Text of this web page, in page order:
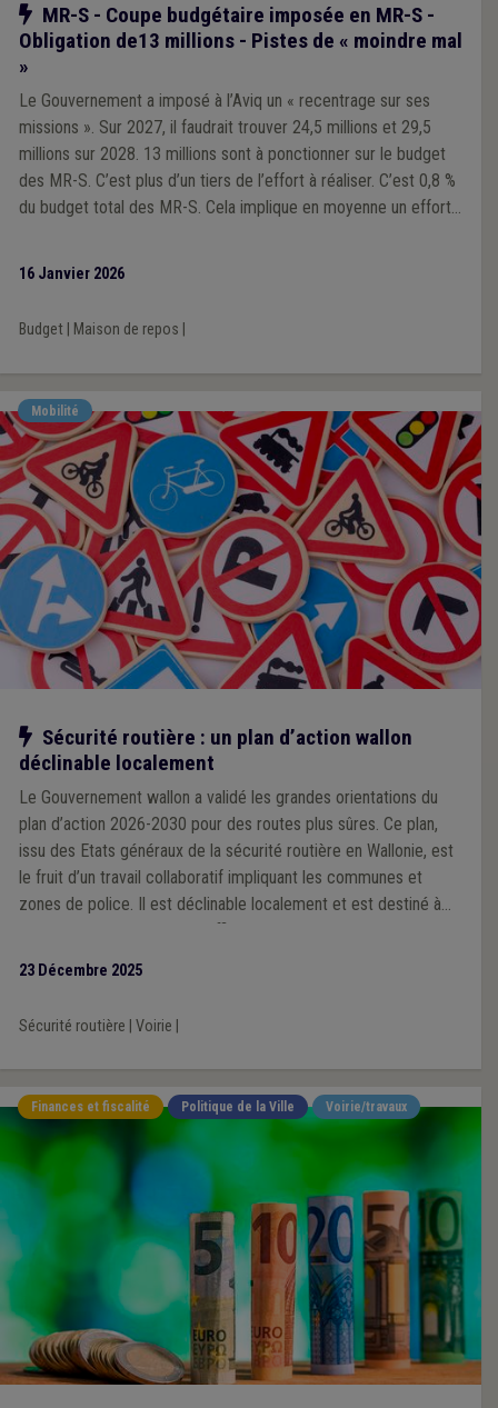
Notre action
MR-S - Coupe budgétaire imposée en MR-S -
Obligation de13 millions - Pistes de « moindre mal
»
Le Gouvernement a imposé à l’Aviq un « recentrage sur ses
missions ». Sur 2027, il faudrait trouver 24,5 millions et 29,5
millions sur 2028. 13 millions sont à ponctionner sur le budget
des MR-S. C’est plus d’un tiers de l’effort à réaliser. C’est 0,8 %
du budget total des MR-S. Cela implique en moyenne un effort
16 Janvier 2026
Budget| Maison de repos
Mobilité
Notre action
Sécurité routière : un plan d’action wallon
déclinable localement
Le Gouvernement wallon a validé les grandes orientations du
plan d’action 2026-2030 pour des routes plus sûres. Ce plan,
issu des Etats généraux de la sécurité routière en Wallonie, est
le fruit d’un travail collaboratif impliquant les communes et
zones de police. Il est déclinable localement et est destiné à
devenir un outil concret et efficace que chaque ville et
23 Décembre 2025
Sécurité routière Voirie
Finances et fiscalité Politique de la Ville Voirie/travaux